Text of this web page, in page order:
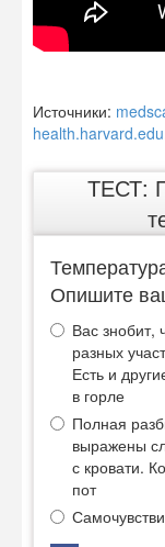
Источники:
health.harvard.edu
ТЕСТ:
Опишите
Вас знобит,
разных
Есть и
в горле
Полная
выражены
с кровати.
пот